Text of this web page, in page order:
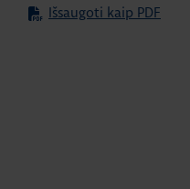
Išsaugoti kaip PDF